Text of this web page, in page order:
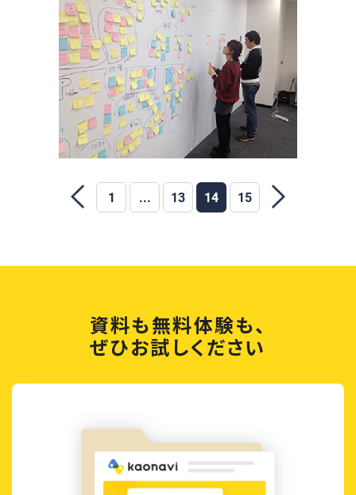
1 ... 13 14 15
資料も無料体験も、
ぜひお試しください